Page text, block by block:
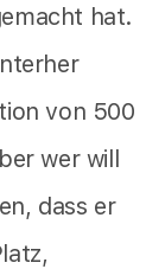
hat.
von 500
wer will
dass er